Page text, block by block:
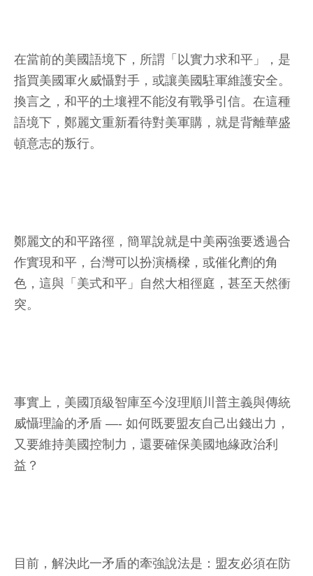
在當前的美國語境下，所謂「以實力求和平」，是
指買美國軍火威懾對手，或讓美國駐軍維護安全。
換言之，和平的土壤裡不能沒有戰爭引信。在這種
語境下，鄭麗文重新看待對美軍購，就是背離華盛
頓意志的叛行。
鄭麗文的和平路徑，簡單說就是中美兩強要透過合
作實現和平，台灣可以扮演橋樑，或催化劑的角
色，這與「美式和平」自然大相徑庭，甚至天然衝
突。
事實上，美國頂級智庫至今沒理順川普主義與傳統
威懾理論的矛盾 —- 如何既要盟友自己出錢出力，
又要維持美國控制力，還要確保美國地緣政治利
益？
目前，解決此一矛盾的牽強說法是：盟友必須在防